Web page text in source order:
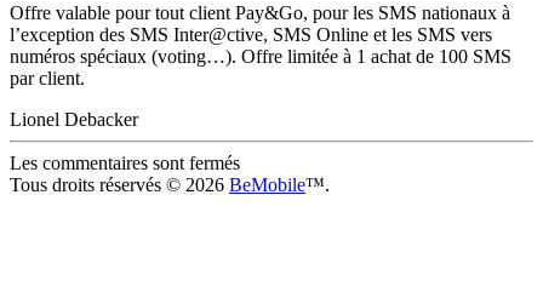
Offre valable pour tout client Pay&Go, pour les SMS nationaux à
l’exception des SMS Inter@ctive, SMS Online et les SMS vers
numéros spéciaux (voting…). Offre limitée à 1 achat de 100 SMS
par client.
Lionel Debacker
Les commentaires sont fermés
Tous droits réservés © 2026 BeMobile™.